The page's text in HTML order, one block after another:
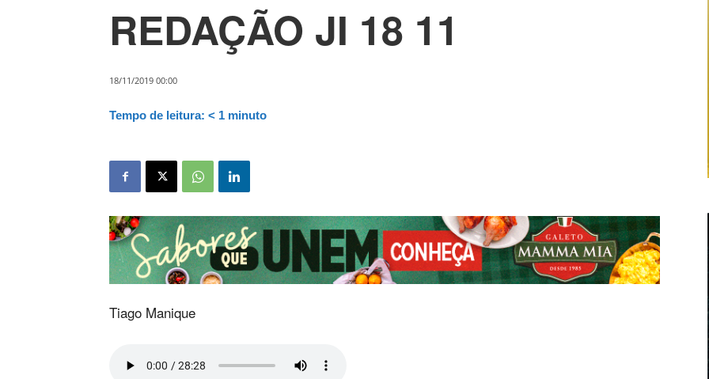
REDAÇÃO JI 18 11
18/11/2019 00:00
Tempo de leitura: < 1 minuto
Tiago Manique